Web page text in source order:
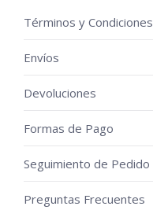
Términos y Condiciones
Envíos
Devoluciones
Formas de Pago
Seguimiento de Pedido
Preguntas Frecuentes